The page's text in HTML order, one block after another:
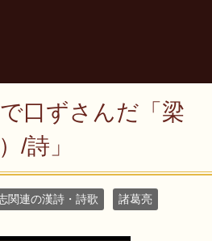
口ずさんだ「梁
/詩」
関連の漢詩・詩歌 諸葛亮